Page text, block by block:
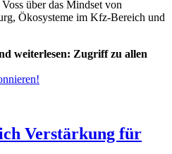
über das Mindset von
Ökosysteme im Kfz-Bereich und
weiterlesen: Zugriff zu allen
Verstärkung für